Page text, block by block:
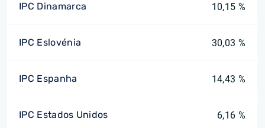
IPC Dinamarca 10,15 %
IPC Eslovénia 30,03 %
IPC Espanha 14,43 %
IPC Estados Unidos 6,16 %